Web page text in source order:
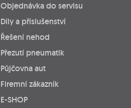
Objednávka do servisu
Díly a příslušenství
Řešení nehod
Přezutí pneumatik
Půjčovna aut
Firemní zákazník
E-SHOP